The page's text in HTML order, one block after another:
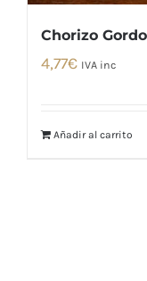
Chorizo
4,77€ IVA inc
Añadir al carrito